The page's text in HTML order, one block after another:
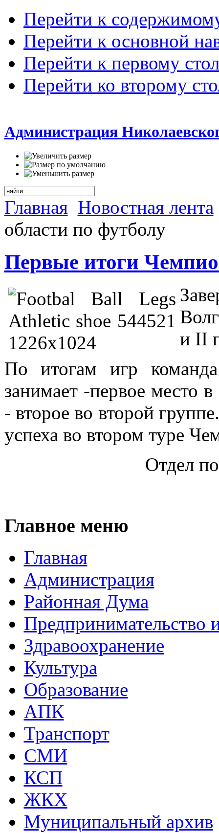
Перейти к
Перейти к основной
Перейти к первому
Перейти ко второму
Администрация
Главная Новостная лента
области по футболу
Первые итоги
и II
По итогам игр
занимает -первое место
- второе во второй
успеха во втором туре
Отдел
Главное меню
Главная
Администрация
Районная Дума
Предпринимательство
Здравоохранение
Культура
Образование
АПК
Транспорт
СМИ
КСП
ЖКХ
Муниципальный архив